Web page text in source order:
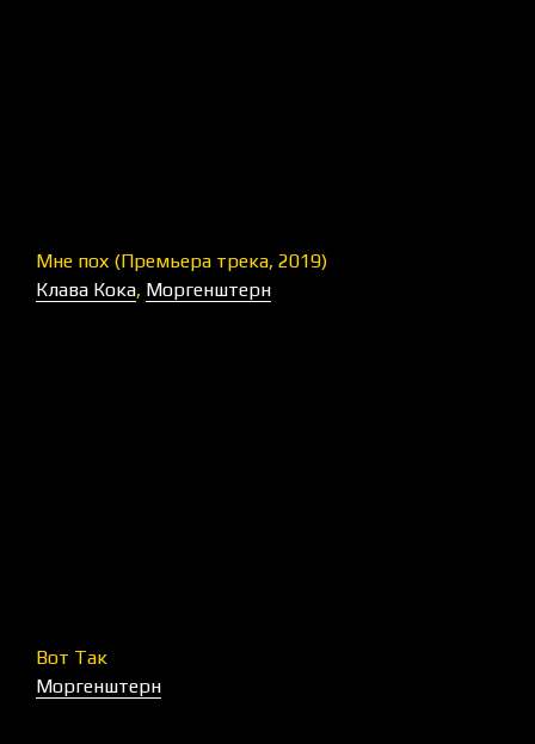
Мне пох (Премьера трека, 2019)
Клава Кока, Моргенштерн
Вот Так
Моргенштерн